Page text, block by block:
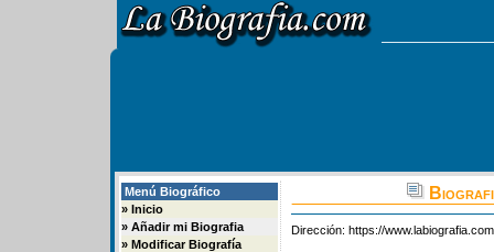
Menú Biográfico
» Inicio
» Añadir mi Biografia
» Modificar Biografía
Dirección: https://